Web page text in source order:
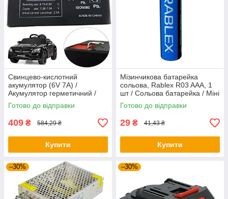
Свинцево-кислотний
акумулятор (6V 7A) /
Акумулятор герметичний /
Акумулятор для
безперебійника
Готово до відправки
409 ₴ 584,29 ₴
Купити
Мізинчикова батарейка
сольова, Rablex R03 AAA, 1
шт / Сольова батарейка / Міні
батарейки
Готово до відправки
29 ₴ 41,43 ₴
Купити
–30% –30%